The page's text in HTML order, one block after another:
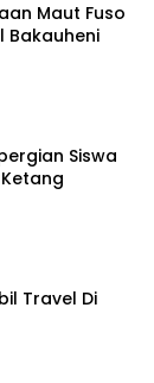
Maut Fuso
Bakauheni
Siswa
Travel Di